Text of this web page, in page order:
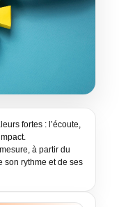
fortes : l’écoute,
à partir du
son rythme et de ses